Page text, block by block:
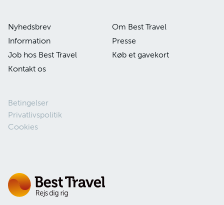
Nyhedsbrev
Om Best Travel
Information
Presse
Job hos Best Travel
Køb et gavekort
Kontakt os
Betingelser
Privatlivspolitik
Cookies